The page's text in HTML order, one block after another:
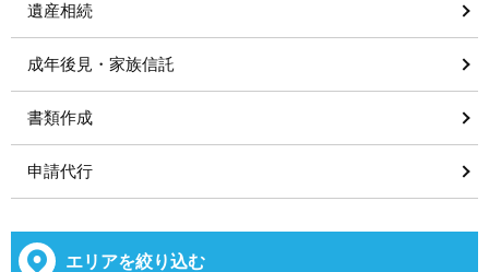
遺産相続
成年後見・家族信託
書類作成
申請代行
エリアを絞り込む